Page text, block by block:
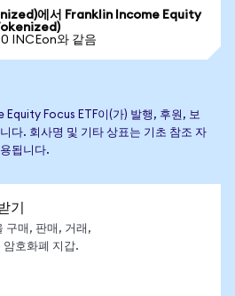
에서 Franklin Income Equity
INCEon와 같음
Focus ETF이(가) 발행, 후원, 보
다. 회사명 및 기타 상표는 기초 참조 자
됩니다.
기
구매, 판매, 거래,
암호화폐 지갑.